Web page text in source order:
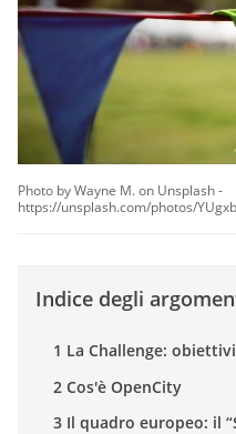
Photo by Wayne M. on Unsplash -
https://unsplash.com/photos/
Indice degli
1 La Challenge: obiettivi
2 Cos'è OpenCity
3 Il quadro europeo: il